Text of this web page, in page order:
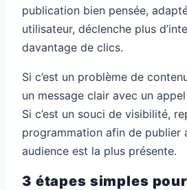
publication bien pensée,
utilisateur, déclenche plus
davantage de clics.
Si c’est un problème de
un message clair avec un
Si c’est un souci de visibilité,
programmation afin de publier
audience est la plus présente.
3 étapes simples